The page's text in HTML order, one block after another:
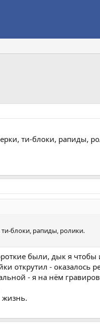
ти-блоки, рапиды,
блоки, рапиды, ролики.
были, дык я
открутил - оказалось
- я на нём